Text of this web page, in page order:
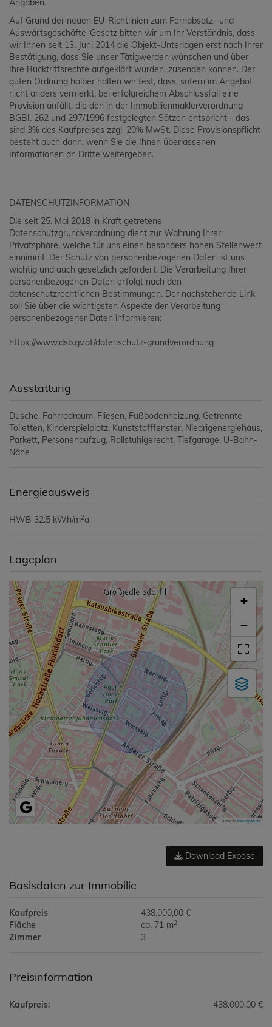
Angaben.
Auf Grund der neuen EU-Richtlinien zum Fernabsatz- und
Auswärtsgeschäfte-Gesetz bitten wir um Ihr Verständnis, dass
wir Ihnen seit 13. Juni 2014 die Objekt-Unterlagen erst nach Ihrer
Bestätigung, dass Sie unser Tätigwerden wünschen und über
Ihre Rücktrittsrechte aufgeklärt wurden, zusenden können. Der
guten Ordnung halber halten wir fest, dass, sofern im Angebot
nicht anders vermerkt, bei erfolgreichem Abschlussfall eine
Provision anfällt, die den in der Immobilienmaklerverordnung
BGBI. 262 und 297/1996 festgelegten Sätzen entspricht - das
sind 3% des Kaufpreises zzgl. 20% MwSt. Diese Provisionspflicht
besteht auch dann, wenn Sie die Ihnen überlassenen
Informationen an Dritte weitergeben.
DATENSCHUTZINFORMATION
Die seit 25. Mai 2018 in Kraft getretene
Datenschutzgrundverordnung dient zur Wahrung Ihrer
Privatsphäre, welche für uns einen besonders hohen Stellenwert
einnimmt. Der Schutz von personenbezogenen Daten ist uns
wichtig und auch gesetzlich gefordert. Die Verarbeitung Ihrer
personenbezogenen Daten erfolgt nach den
datenschutzrechtlichen Bestimmungen. Der nachstehende Link
soll Sie über die wichtigsten Aspekte der Verarbeitung
personenbezogener Daten informieren:
https://www.dsb.gv.at/datenschutz-grundverordnung
Ausstattung
Dusche Fahrradraum Fliesen Fußbodenheizung Getrennte
Toiletten Kinderspielplatz Kunststofffenster Niedrigenergiehaus
Parkett Personenaufzug Rollstuhlgerecht Tiefgarage U-Bahn-
Nähe
Energieausweis
HWB 32.5 kWh/m2a
Lageplan
+
−
Tiles ©basemap.at
Download Expose
Basisdaten zur Immobilie
Kaufpreis
438.000,00 €
Fläche
ca. 71 m2
Zimmer 3
Preisinformation
Kaufpreis: 438.000,00 €